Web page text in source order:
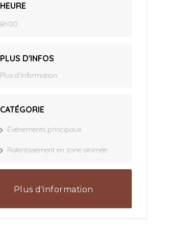
HEURE
8h00
PLUS D'INFOS
Plus d'information
CATÉGORIE
Événements principaux
Ralentissement en zone animée
Plus d'information